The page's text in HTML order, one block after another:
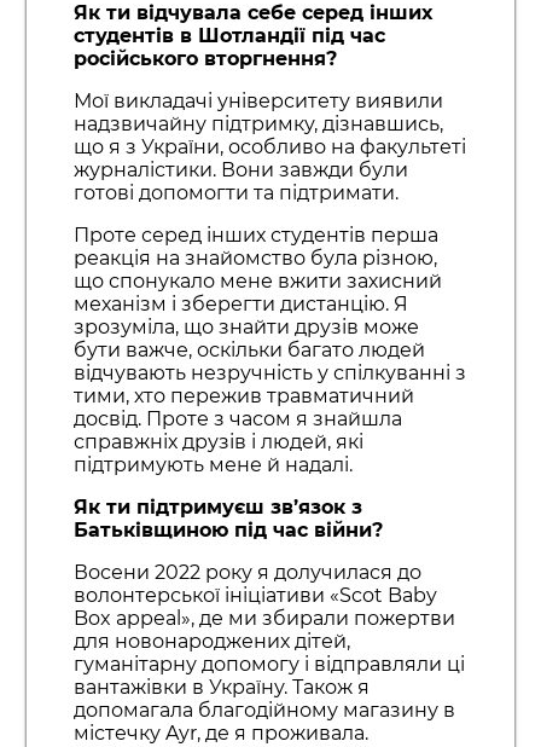
Як ти відчувала себе серед інших
студентів в Шотландії під час
російського вторгнення?
Мої викладачі університету виявили
надзвичайну підтримку, дізнавшись,
що я з України, особливо на факультеті
журналістики. Вони завжди були
готові допомогти та підтримати.
Проте серед інших студентів перша
реакція на знайомство була різною,
що спонукало мене вжити захисний
механізм і зберегти дистанцію. Я
зрозуміла, що знайти друзів може
бути важче, оскільки багато людей
відчувають незручність у спілкуванні з
тими, хто пережив травматичний
досвід. Проте з часом я знайшла
справжніх друзів і людей, які
підтримують мене й надалі.
Як ти підтримуєш зв’язок з
Батьківщиною під час війни?
Восени 2022 року я долучилася до
волонтерської ініціативи «Scot Baby
Box appeal», де ми збирали пожертви
для новонароджених дітей,
гуманітарну допомогу і відправляли ці
вантажівки в Україну. Також я
допомагала благодійному магазину в
містечку Ayr, де я проживала.